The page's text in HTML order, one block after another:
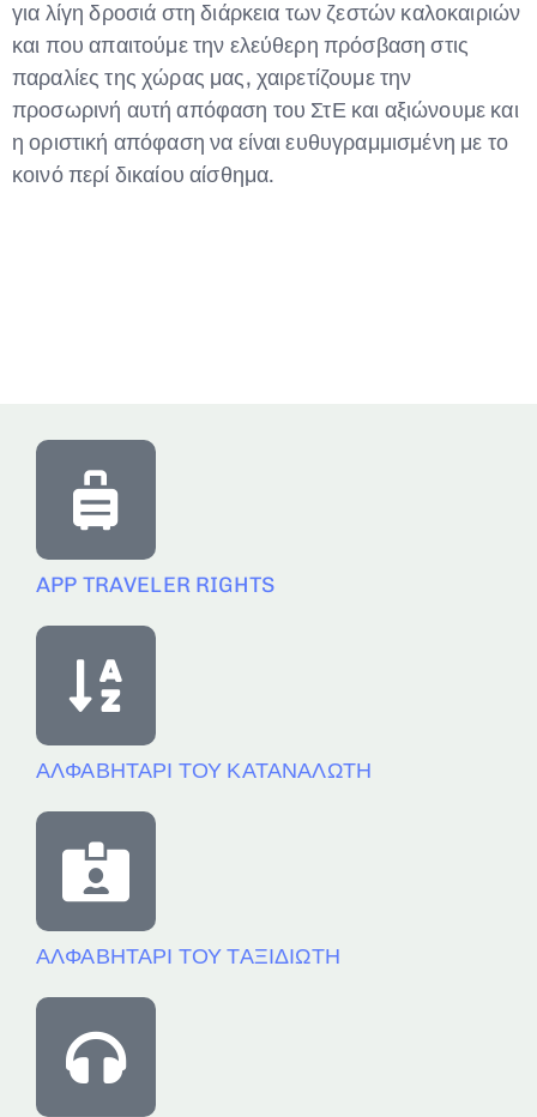
για λίγη δροσιά στη διάρκεια των ζεστών καλοκαιριών
και που απαιτούμε την ελεύθερη πρόσβαση στις
παραλίες της χώρας μας, χαιρετίζουμε την
προσωρινή αυτή απόφαση του ΣτΕ και αξιώνουμε και
η οριστική απόφαση να είναι ευθυγραμμισμένη με το
κοινό περί δικαίου αίσθημα.
APP TRAVELER RIGHTS
ΑΛΦΑΒΗΤΑΡΙ ΤΟΥ ΚΑΤΑΝΑΛΩΤΗ
ΑΛΦΑΒΗΤΑΡΙ ΤΟΥ ΤΑΞΙΔΙΩΤΗ